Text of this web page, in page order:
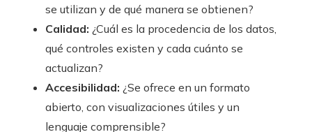
se utilizan y de qué manera se obtienen?
Calidad: ¿Cuál es la procedencia de los datos,
qué controles existen y cada cuánto se
actualizan?
Accesibilidad: ¿Se ofrece en un formato
abierto, con visualizaciones útiles y un
lenguaje comprensible?